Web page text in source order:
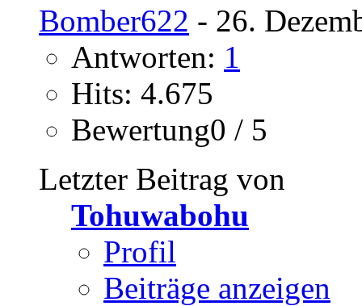
Bomber622 - 26.
Antworten: 1
Hits: 4.675
Bewertung0 / 5
Letzter Beitrag von
Tohuwabohu
Profil
Beiträge anzeigen